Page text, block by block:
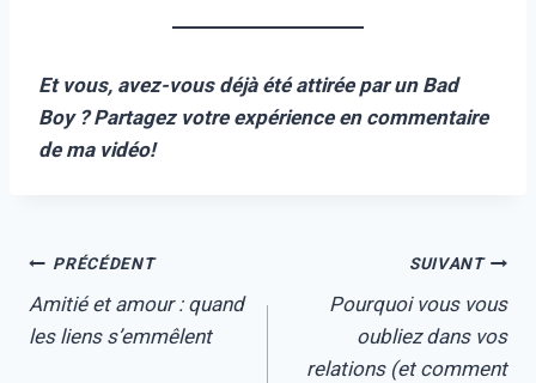
Et vous, avez-vous déjà été attirée par un Bad
Boy ? Partagez votre expérience en commentaire
de ma vidéo!
Navigation
de
PRÉCÉDENT
Amitié et amour : quand
les liens s’emmêlent
SUIVANT
Pourquoi vous vous
oubliez dans vos
relations (et comment